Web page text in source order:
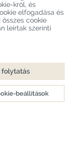
Checkout
król, és
elfogadása és
cookie
leírtak szerinti
folytatás
beállítások
2026
the Netherlands